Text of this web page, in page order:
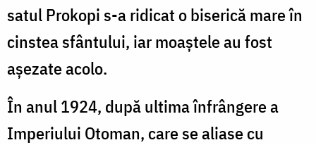
satul Prokopi s-a ridicat o biserică mare în
cinstea sfântului, iar moaştele au fost
aşezate acolo.
În anul 1924, după ultima înfrângere a
Imperiului Otoman, care se aliase cu